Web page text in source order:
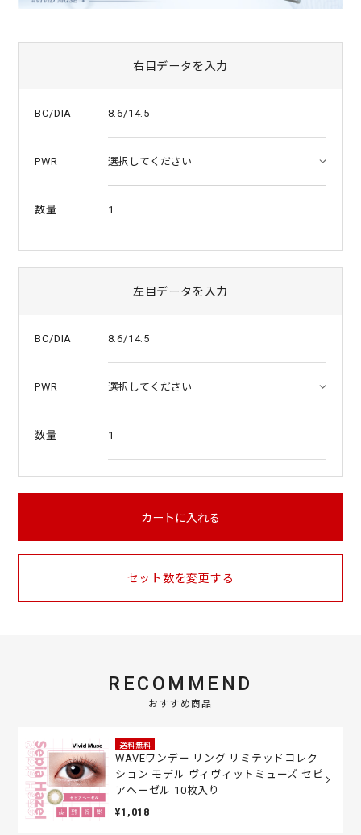
右目データを入力
BC/DIA 8.6/14.5
PWR
数量 1
左目データを入力
BC/DIA 8.6/14.5
PWR
数量 1
カートに入れる
セット数を変更する
RECOMMEND
おすすめ商品
送料無料
WAVEワンデー リング リミテッドコレク
ション モデル ヴィヴィットミューズ セピ
アヘーゼル 10枚入り
¥1,018